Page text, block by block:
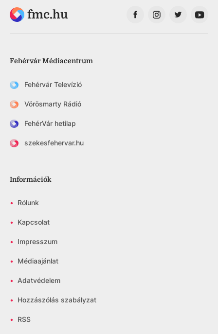
fmc.hu
Fehérvár Médiacentrum
Fehérvár Televízió
Vörösmarty Rádió
FehérVár hetilap
szekesfehervar.hu
Információk
• Rólunk
• Kapcsolat
• Impresszum
• Médiaajánlat
• Adatvédelem
• Hozzászólás szabályzat
• RSS